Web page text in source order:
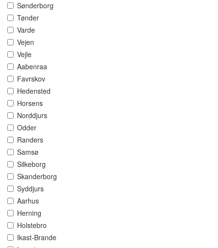
Sønderborg
Tønder
Varde
Vejen
Vejle
Aabenraa
Favrskov
Hedensted
Horsens
Norddjurs
Odder
Randers
Samsø
Silkeborg
Skanderborg
Syddjurs
Aarhus
Herning
Holstebro
Ikast-Brande